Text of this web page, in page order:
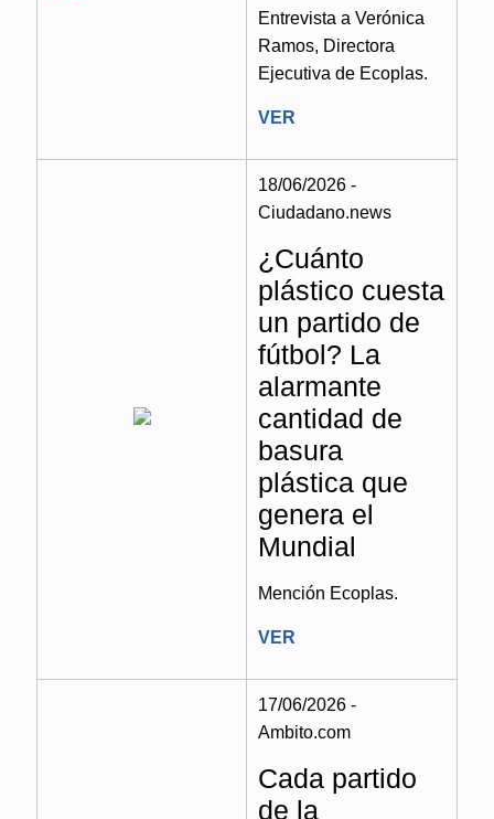
Entrevista a Verónica
Ramos, Directora
Ejecutiva de Ecoplas.
VER
18/06/2026 -
Ciudadano.news
¿Cuánto
plástico cuesta
un partido de
fútbol? La
alarmante
cantidad de
basura
plástica que
genera el
Mundial
Mención Ecoplas.
VER
17/06/2026 -
Ambito.com
Cada partido
de la